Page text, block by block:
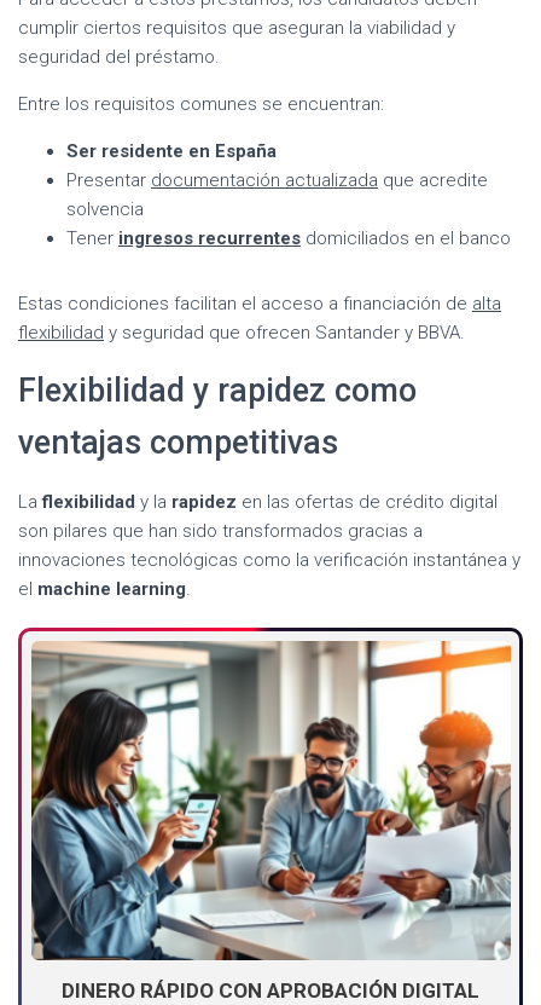
cumplir ciertos requisitos que aseguran la viabilidad y
seguridad del préstamo.
Entre los requisitos comunes se encuentran:
Ser residente en España
Presentar documentación actualizada que acredite
solvencia
Tener ingresos recurrentes domiciliados en el banco
Estas condiciones facilitan el acceso a financiación de alta
flexibilidad y seguridad que ofrecen Santander y BBVA.
Flexibilidad y rapidez como
ventajas competitivas
Laflexibilidad y la rapidez en las ofertas de crédito digital
son pilares que han sido transformados gracias a
innovaciones tecnológicas como la verificación instantánea y
el machine learning.
DINERO RÁPIDO CON APROBACIÓN DIGITAL